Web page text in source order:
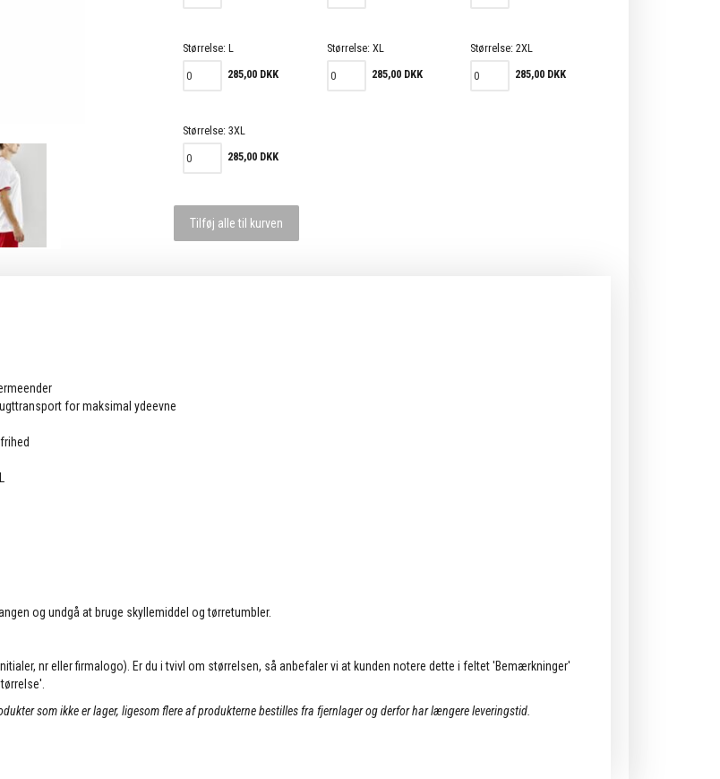
Størrelse:L
285,00 DKK
Størrelse: XL
285,00 DKK
Størrelse:2XL
285,00 DKK
Størrelse:3XL
285,00 DKK
Tilføj alle til kurven
for maksimal ydeevne
og undgå at bruge skyllemiddel og tørretumbler.
nr eller firmalogo). Er du i tvivl om størrelsen, så anbefaler vi at kunden notere dette i feltet 'Bemærkninger'
som ikke er lager, ligesom flere af produkterne bestilles fra fjernlager og derfor har længere leveringstid.